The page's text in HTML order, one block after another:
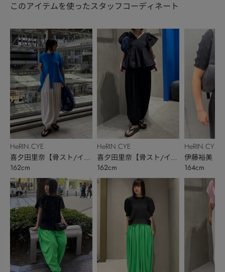
このアイテムを使ったスタッフコーディネート
HeRIN.CYE
喜夕田里奈【骨スト/イエ
ベ秋】
162cm
HeRIN.CYE
喜夕田里奈【骨スト/イエ
ベ秋】
162cm
HeRIN.CYE
伊藤裕美
164cm